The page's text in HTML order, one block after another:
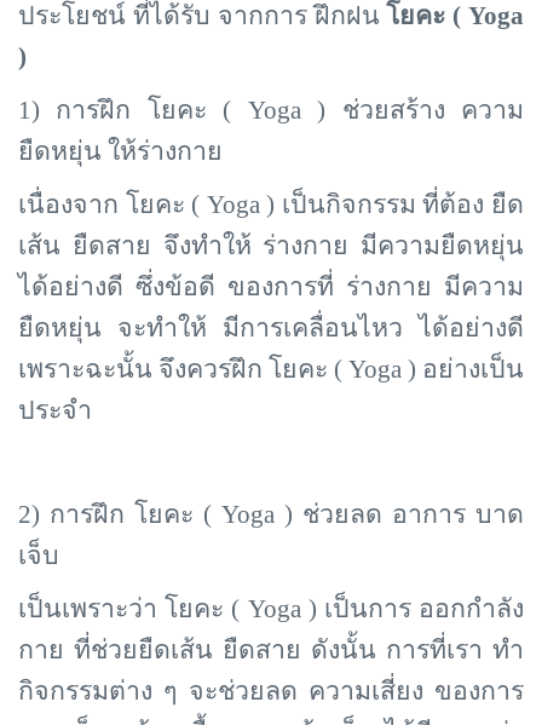
ประโยชน์ ที่ได้รับ จากการ ฝึกฝนโยคะ (Yoga
)
1) การฝึก โยคะ ( Yoga ) ช่วยสร้าง ความ
ยืดหยุ่น ให้ร่างกาย
เนื่องจาก โยคะ ( Yoga ) เป็นกิจกรรม ที่ต้อง ยืด
เส้น ยืดสาย จึงทำให้ ร่างกาย มีความยืดหยุ่น
ได้อย่างดี ซึ่งข้อดี ของการที่ ร่างกาย มีความ
ยืดหยุ่น จะทำให้ มีการเคลื่อนไหว ได้อย่างดี
เพราะฉะนั้น จึงควรฝึก โยคะ ( Yoga ) อย่างเป็น
ประจำ
2) การฝึก โยคะ ( Yoga ) ช่วยลด อาการ บาด
เจ็บ
เป็นเพราะว่า โยคะ ( Yoga ) เป็นการ ออกกำลัง
กาย ที่ช่วยยืดเส้น ยืดสาย ดังนั้น การที่เรา ทำ
กิจกรรมต่าง ๆ จะช่วยลด ความเสี่ยง ของการ